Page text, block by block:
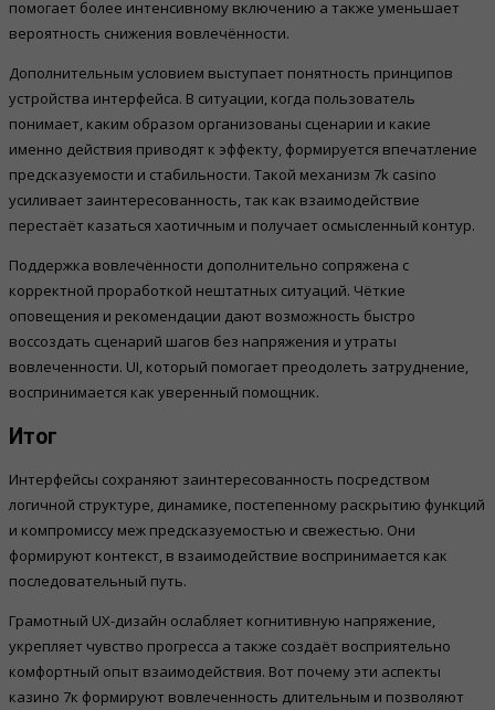
помогает более интенсивному включению а также уменьшает
вероятность снижения вовлечённости.
Дополнительным условием выступает понятность принципов
устройства интерфейса. В ситуации, когда пользователь
понимает, каким образом организованы сценарии и какие
именно действия приводят к эффекту, формируется впечатление
предсказуемости и стабильности. Такой механизм 7k casino
усиливает заинтересованность, так как взаимодействие
перестаёт казаться хаотичным и получает осмысленный контур.
Поддержка вовлечённости дополнительно сопряжена с
корректной проработкой нештатных ситуаций. Чёткие
оповещения и рекомендации дают возможность быстро
воссоздать сценарий шагов без напряжения и утраты
вовлеченности. UI, который помогает преодолеть затруднение,
воспринимается как уверенный помощник.
Итог
Интерфейсы сохраняют заинтересованность посредством
логичной структуре, динамике, постепенному раскрытию функций
и компромиссу меж предсказуемостью и свежестью. Они
формируют контекст, в взаимодействие воспринимается как
последовательный путь.
Грамотный UX-дизайн ослабляет когнитивную напряжение,
укрепляет чувство прогресса а также создаёт восприятельно
комфортный опыт взаимодействия. Вот почему эти аспекты
казино 7к формируют вовлеченность длительным и позволяют